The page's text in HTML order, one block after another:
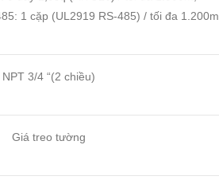
1 cặp (UL2919 RS-485) / tối đa 1.200m
NPT 3/4 “(2 chiều)
Giá treo tường